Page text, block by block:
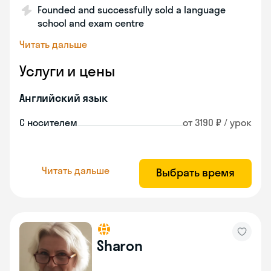
Founded and successfully sold a language
school and exam centre
Читать дальше
Услуги и цены
Английский язык
С носителем от 3190 ₽ / урок
Читать дальше Выбрать время
Sharon